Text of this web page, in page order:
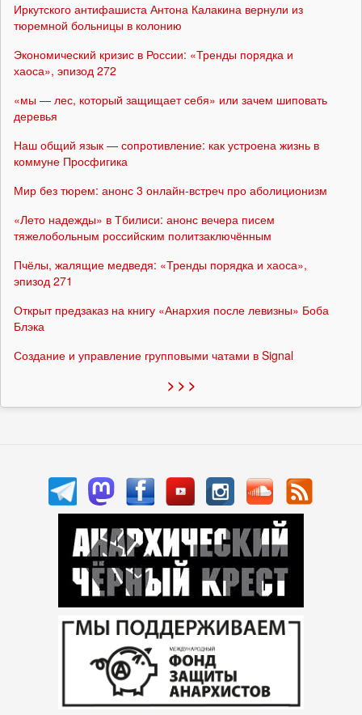
Иркутского антифашиста Антона Калакина вернули из
тюремной больницы в колонию
Экономический кризис в России: «Тренды порядка и
хаоса», эпизод 272
«мы — лес, который защищает себя» или зачем шиповать
деревья
Наш общий язык — сопротивление: как устроена жизнь в
коммуне Просфигика
Мир без тюрем: анонс 3 онлайн-встреч про аболиционизм
«Лето надежды» в Тбилиси: анонс вечера писем
тяжелобольным российским политзаключённым
Пчёлы, жалящие медведя: «Тренды порядка и хаоса»,
эпизод 271
Открыт предзаказ на книгу «Анархия после левизны» Боба
Блэка
Создание и управление групповыми чатами в Signal
> > >